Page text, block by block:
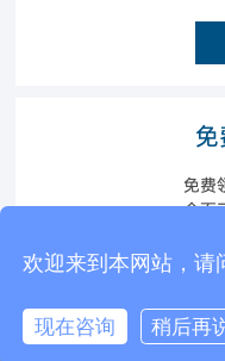
免费
全面
电话咨询
欢迎来到本网站，请
现在咨询 稍后再